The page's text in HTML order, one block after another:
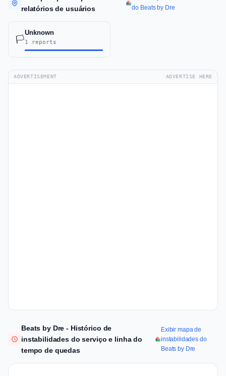
relatórios de usuários
do Beats by Dre
🏳️
Unknown
1 reports
ADVERTISEMENT ADVERTISE HERE
Beats by Dre - Histórico de
instabilidades do serviço e linha do
tempo de quedas
Exibir mapa de
instabilidades do
Beats by Dre